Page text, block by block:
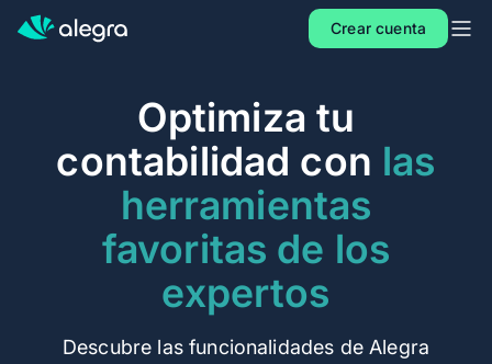
Crear cuenta
Inicio
Soluciones
MÁS SOLUCIONES PARA TU NEGOCIO
Alegra Facturacion
Contabilidad y Facturación
Optimiza tu
contabilidad con las
herramientas
favoritas de los
expertos
Descubre las funcionalidades de Alegra